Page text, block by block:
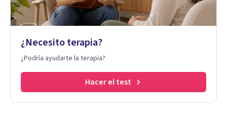
¿Necesito terapia?
¿Podría ayudarte la terapia?
Hacer el test